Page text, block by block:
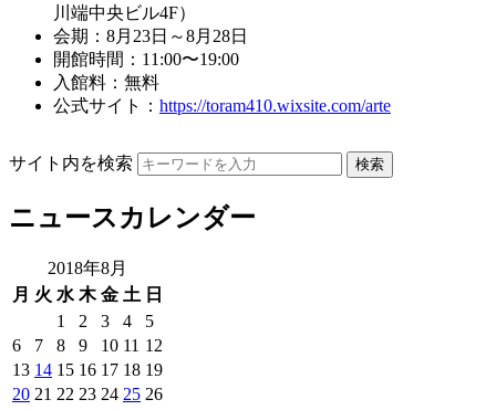
川端中央ビル4F）
会期：8月23日～8月28日
開館時間：11:00〜19:00
入館料：無料
公式サイト： https://toram410.wixsite.com/arte
サイト内を検索
ニュースカレンダー
2018年8月
月 火 水 木 金 土 日
1
2 3 4
5
6
7 8 9 10 11 12
13 14 15 16 17 18 19
20 21 22 23 24 25 26